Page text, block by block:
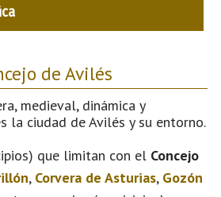
de Avilés
medieval, dinámica y
la ciudad de Avilés y su entorno.
que limitan con el Concejo
, Corvera de Asturias, Gozón